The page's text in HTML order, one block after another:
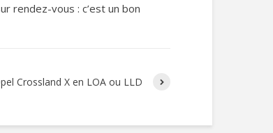
rendez-vous : c’est un bon
Crossland X en LOA ou LLD